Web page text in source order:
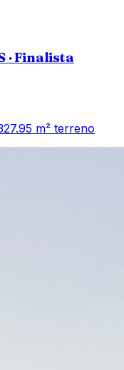
· Finalista
m² terreno